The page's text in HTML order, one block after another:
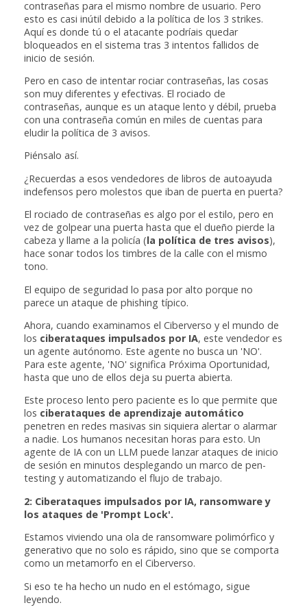
contraseñas para el mismo nombre de usuario. Pero
esto es casi inútil debido a la política de los 3 strikes.
Aquí es donde tú o el atacante podríais quedar
bloqueados en el sistema tras 3 intentos fallidos de
inicio de sesión.
Pero en caso de intentar rociar contraseñas, las cosas
son muy diferentes y efectivas. El rociado de
contraseñas, aunque es un ataque lento y débil, prueba
con una contraseña común en miles de cuentas para
eludir la política de 3 avisos.
Piénsalo así.
¿Recuerdas a esos vendedores de libros de autoayuda
indefensos pero molestos que iban de puerta en puerta?
El rociado de contraseñas es algo por el estilo, pero en
vez de golpear una puerta hasta que el dueño pierde la
cabeza y llame a la policía (la política de tres avisos),
hace sonar todos los timbres de la calle con el mismo
tono.
El equipo de seguridad lo pasa por alto porque no
parece un ataque de phishing típico.
Ahora, cuando examinamos el Ciberverso y el mundo de
los ciberataques impulsados por IA, este vendedor es
un agente autónomo. Este agente no busca un 'NO'.
Para este agente, 'NO' significa Próxima Oportunidad,
hasta que uno de ellos deja su puerta abierta.
Este proceso lento pero paciente es lo que permite que
los ciberataques de aprendizaje automático
penetren en redes masivas sin siquiera alertar o alarmar
a nadie. Los humanos necesitan horas para esto. Un
agente de IA con un LLM puede lanzar ataques de inicio
de sesión en minutos desplegando un marco de pen-
testing y automatizando el flujo de trabajo.
2: Ciberataques impulsados por IA, ransomware y
los ataques de 'Prompt Lock'.
Estamos viviendo una ola de ransomware polimórfico y
generativo que no solo es rápido, sino que se comporta
como un metamorfo en el Ciberverso.
Si eso te ha hecho un nudo en el estómago, sigue
leyendo.